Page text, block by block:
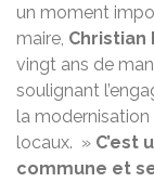
un moment
maire, Christian
vingt ans de
soulignant
la modernisation
locaux. » C’est
commune et